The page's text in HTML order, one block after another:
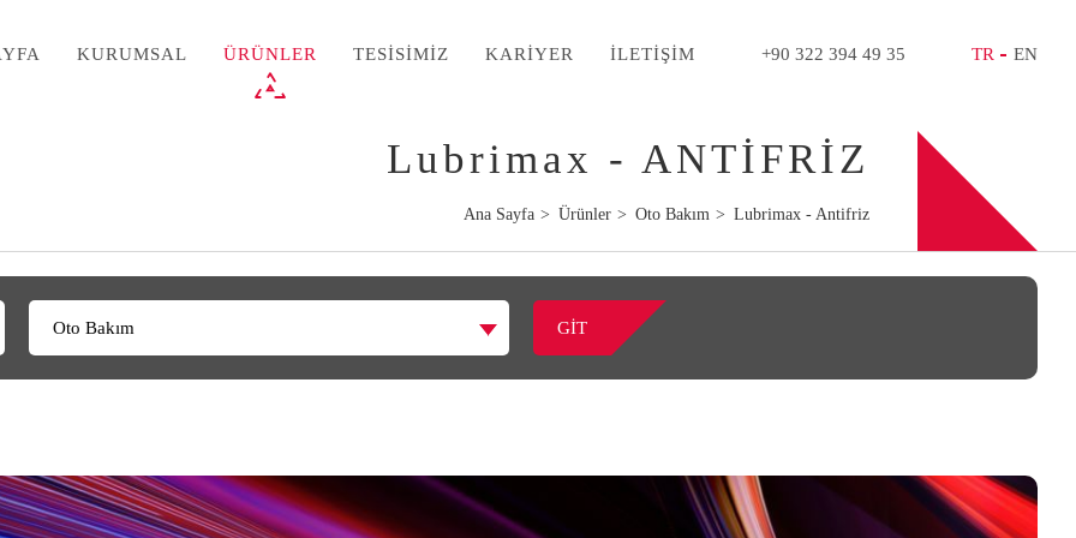
KURUMSAL ÜRÜNLER TESİSİMİZ KARİYER İLETİŞİM +90 322 394 49 35 TR EN
Lubrimax - ANTİFRİZ
Ana Sayfa Ürünler Oto Bakım Lubrimax - Antifriz
GİT